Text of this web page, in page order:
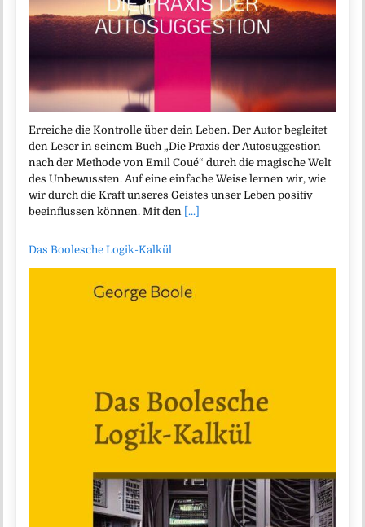
Erreiche die Kontrolle über dein Leben. Der Autor begleitet
den Leser in seinem Buch „Die Praxis der Autosuggestion
nach der Methode von Emil Coué“ durch die magische Welt
des Unbewussten. Auf eine einfache Weise lernen wir, wie
wir durch die Kraft unseres Geistes unser Leben positiv
beeinflussen können. Mit den [...]
Das Boolesche Logik-Kalkül